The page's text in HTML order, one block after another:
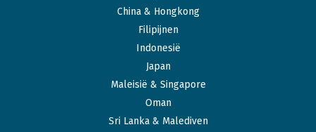
China & Hongkong
Filipijnen
Indonesië
Japan
Maleisië & Singapore
Oman
Sri Lanka & Malediven